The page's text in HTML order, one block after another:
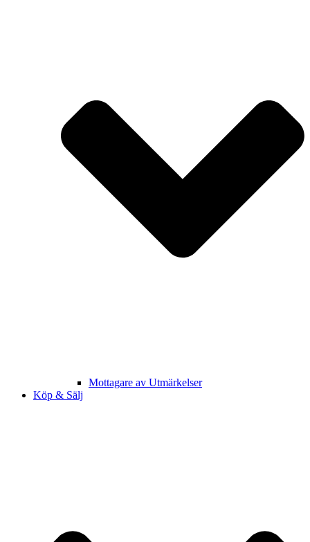
Mottagare av Utmärkelser
Köp & Sälj